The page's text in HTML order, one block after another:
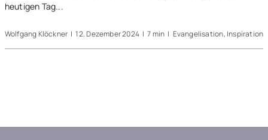
heutigen Tag...
Wolfgang Klöckner | 12. Dezember 2024 | 7 min | Evangelisation, Inspiration